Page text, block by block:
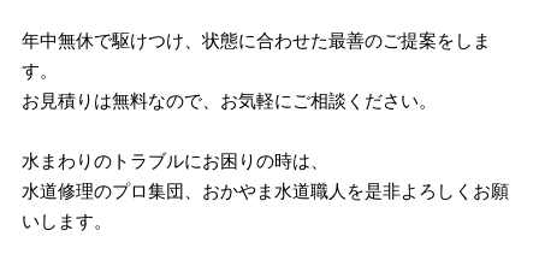
年中無休で駆けつけ、状態に合わせた最善のご提案をしま
す。
お見積りは無料なので、お気軽にご相談ください。
水まわりのトラブルにお困りの時は、
水道修理のプロ集団、おかやま水道職人を是非よろしくお願
いします。